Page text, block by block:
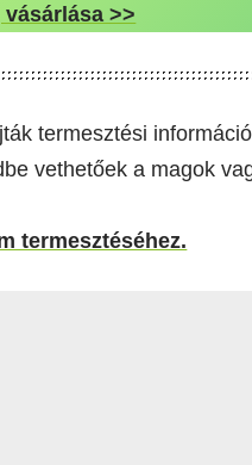
>>
termesztési
vethetőek a magok
termesztéséhez.